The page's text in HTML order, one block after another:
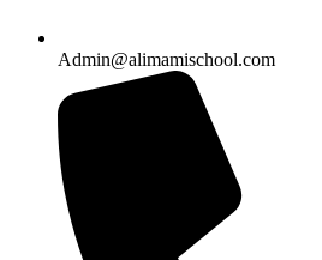
Admin@alimamischool.com